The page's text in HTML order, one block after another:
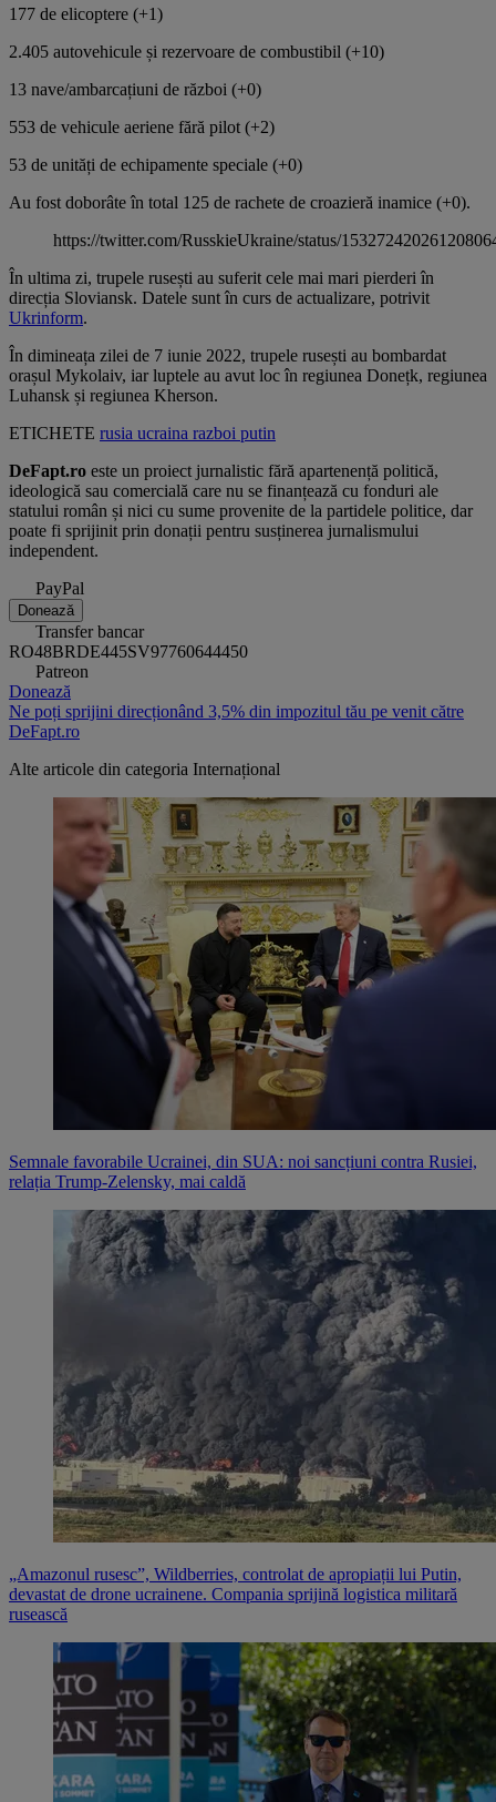
177 de elicoptere (+1)
2.405 autovehicule și rezervoare de combustibil (+10)
13 nave/ambarcațiuni de război (+0)
553 de vehicule aeriene fără pilot (+2)
53 de unități de echipamente speciale (+0)
Au fost doborâte în total 125 de rachete de croazieră inamice (+0).
https://twitter.com/RusskieUkraine/status/
În ultima zi, trupele rusești au suferit cele mai mari pierderi în
direcția Sloviansk. Datele sunt în curs de actualizare, potrivit
Ukrinform.
În dimineața zilei de 7 iunie 2022, trupele rusești au bombardat
orașul Mykolaiv, iar luptele au avut loc în regiunea Donețk, regiunea
Luhansk și regiunea Kherson.
ETICHETE rusia ucraina razboi putin
DeFapt.ro este un proiect jurnalistic fără apartenență politică,
ideologică sau comercială care nu se finanțează cu fonduri ale
statului român și nici cu sume provenite de la partidele politice, dar
poate fi sprijinit prin donații pentru susținerea jurnalismului
independent.
PayPal
Donează
Transfer bancar
RO48BRDE445SV97760644450
Patreon
Donează
Ne poți sprijini direcționând 3,5% din impozitul tău pe venit către
DeFapt.ro
Alte articole din categoria Internațional
Semnale favorabile Ucrainei, din SUA: noi sancțiuni contra Rusiei,
relația Trump-Zelensky, mai caldă
„Amazonul rusesc”, Wildberries, controlat de apropiații lui Putin,
devastat de drone ucrainene. Compania sprijină logistica militară
rusească